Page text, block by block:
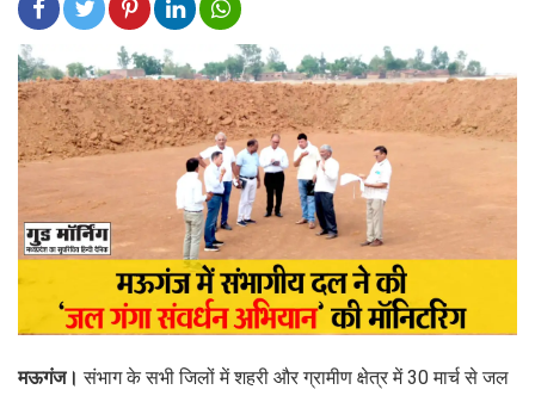
मऊगंज।संभाग के सभी जिलों में शहरी और ग्रामीण क्षेत्र में 30 मार्च से जल